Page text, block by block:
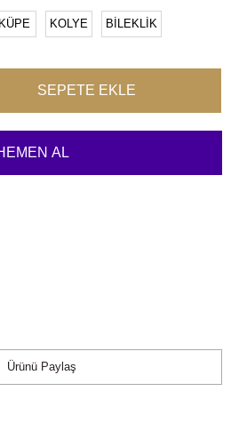
KÜPE KOLYE BİLEKLİK
Ürünü Paylaş